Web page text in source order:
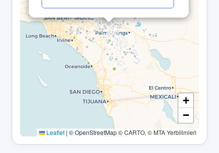
+
−
Leaflet | © OpenStreetMap © CARTO, © MTA Yerbilimleri